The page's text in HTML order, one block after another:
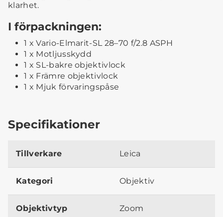
klarhet.
I förpackningen:
1 x Vario-Elmarit-SL 28–70 f/2.8 ASPH
1 x Motljusskydd
1 x SL-bakre objektivlock
1 x Främre objektivlock
1 x Mjuk förvaringspåse
Specifikationer
Tillverkare Leica
Kategori Objektiv
Objektivtyp Zoom